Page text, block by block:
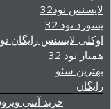
لایسنس نود32
پسورد نود 32
اوکلی لایسنس رایگان نود
همیار نود 32
بهترین سئو
رایگان
خرید آنتی